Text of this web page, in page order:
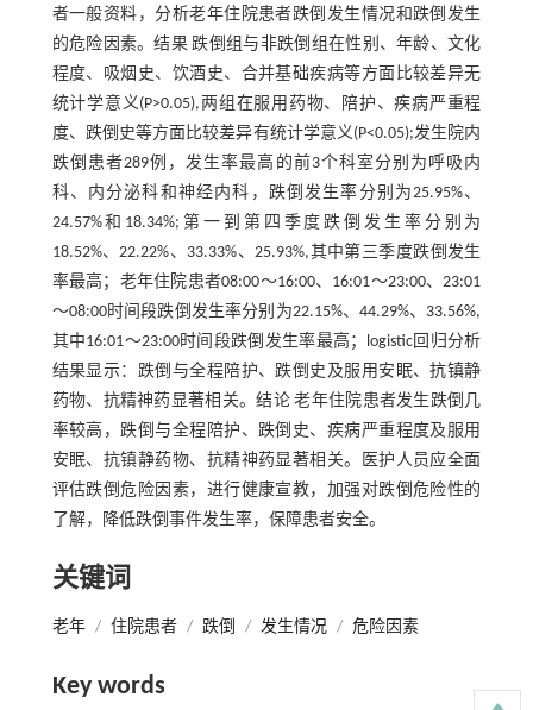
者一般资料，分析老年住院患者跌倒发生情况和跌倒发生
的危险因素。结果 跌倒组与非跌倒组在性别、年龄、文化
程度、吸烟史、饮酒史、合并基础疾病等方面比较差异无
统计学意义(P>0.05),两组在服用药物、陪护、疾病严重程
度、跌倒史等方面比较差异有统计学意义(P<0.05);发生院内
跌倒患者289例，发生率最高的前3个科室分别为呼吸内
科、内分泌科和神经内科，跌倒发生率分别为25.95%、
24.57%和18.34%;第一到第四季度跌倒发生率分别为
18.52%、22.22%、33.33%、25.93%,其中第三季度跌倒发生
率最高；老年住院患者08:00～16:00、16:01～23:00、23:01
～08:00时间段跌倒发生率分别为22.15%、44.29%、33.56%,
其中16:01～23:00时间段跌倒发生率最高；logistic回归分析
结果显示：跌倒与全程陪护、跌倒史及服用安眠、抗镇静
药物、抗精神药显著相关。结论 老年住院患者发生跌倒几
率较高，跌倒与全程陪护、跌倒史、疾病严重程度及服用
安眠、抗镇静药物、抗精神药显著相关。医护人员应全面
评估跌倒危险因素，进行健康宣教，加强对跌倒危险性的
了解，降低跌倒事件发生率，保障患者安全。
关键词
老年 / 住院患者 / 跌倒 / 发生情况 / 危险因素
Key words